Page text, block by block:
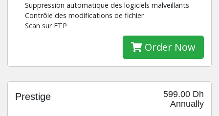
Suppression automatique des logiciels malveillants
Contrôle des modifications de fichier
Scan sur FTP
Order Now
599.00 Dh
Annually
Prestige